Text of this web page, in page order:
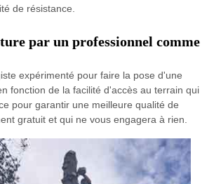
de résistance.
par un professionnel comme
expérimenté pour faire la pose d'une
fonction de la facilité d'accès au terrain qui
pour garantir une meilleure qualité de
gratuit et qui ne vous engagera à rien.